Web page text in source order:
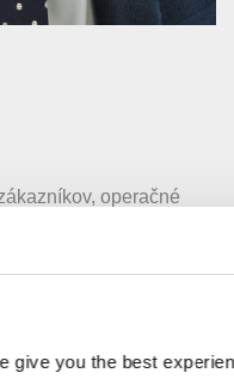
give you the best
operačné